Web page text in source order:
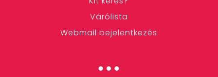
Várólista
Webmail bejelentkezés
…